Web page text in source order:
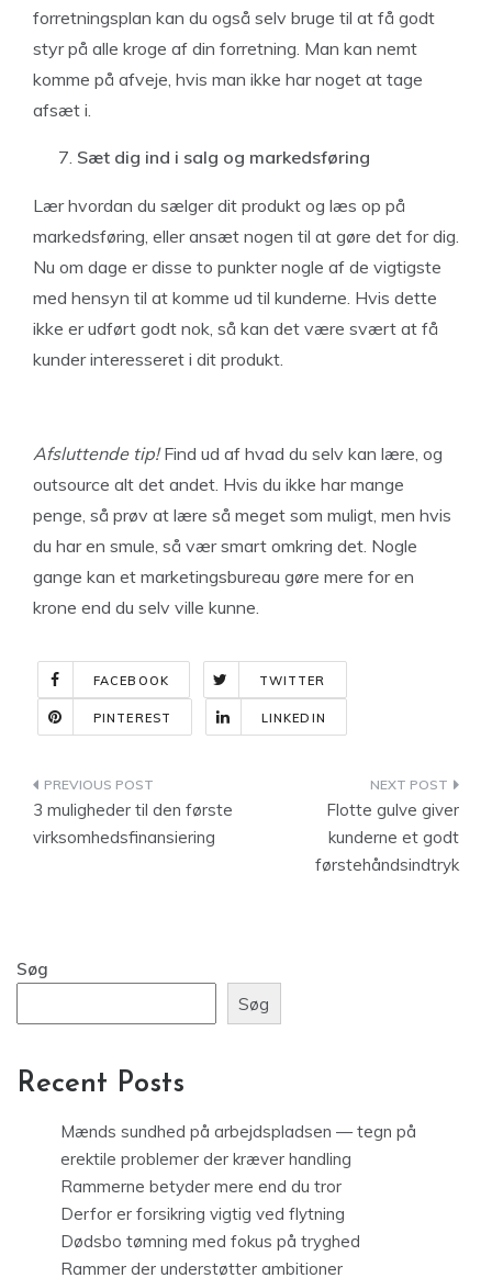
forretningsplan kan du også selv bruge til at få godt
styr på alle kroge af din forretning. Man kan nemt
komme på afveje, hvis man ikke har noget at tage
afsæt i.
Sæt dig ind i salg og markedsføring
Lær hvordan du sælger dit produkt og læs op på
markedsføring, eller ansæt nogen til at gøre det for dig.
Nu om dage er disse to punkter nogle af de vigtigste
med hensyn til at komme ud til kunderne. Hvis dette
ikke er udført godt nok, så kan det være svært at få
kunder interesseret i dit produkt.
Afsluttende tip!Find ud af hvad du selv kan lære, og
outsource alt det andet. Hvis du ikke har mange
penge, så prøv at lære så meget som muligt, men hvis
du har en smule, så vær smart omkring det. Nogle
gange kan et marketingsbureau gøre mere for en
krone end du selv ville kunne.
FACEBOOK TWITTER
PINTEREST LINKEDIN
Indlægsnavigation
3 muligheder til den første
virksomhedsfinansiering
Flotte gulve giver
kunderne et godt
førstehåndsindtryk
Søg
Søg
Recent Posts
Mænds sundhed på arbejdspladsen — tegn på
erektile problemer der kræver handling
Rammerne betyder mere end du tror
Derfor er forsikring vigtig ved flytning
Dødsbo tømning med fokus på tryghed
Rammer der understøtter ambitioner